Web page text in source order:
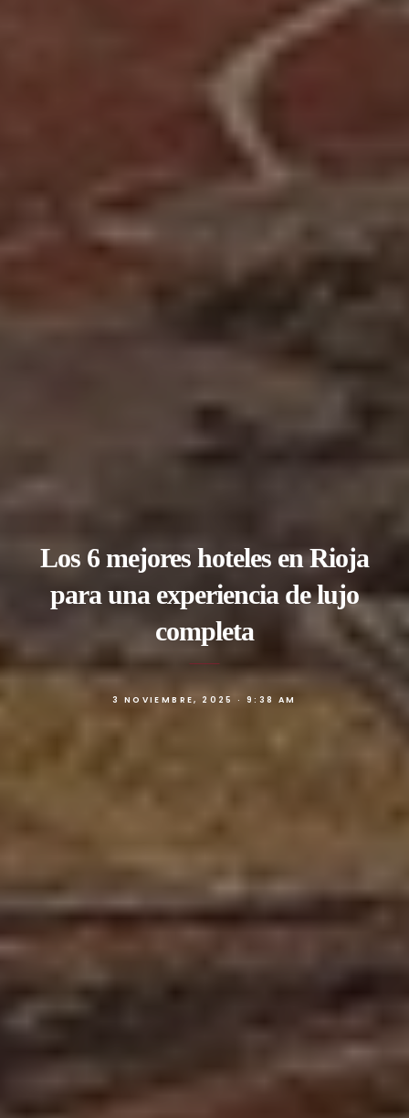
Los 6 mejores hoteles en Rioja
para una experiencia de lujo
completa
3 NOVIEMBRE, 2025 · 9:38 AM